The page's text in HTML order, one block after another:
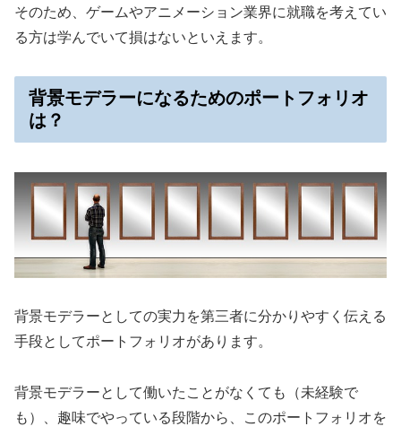
そのため、ゲームやアニメーション業界に就職を考えてい
る方は学んでいて損はないといえます。
背景モデラーになるためのポートフォリオ
は？
背景モデラーとしての実力を第三者に分かりやすく伝える
手段としてポートフォリオがあります。
背景モデラーとして働いたことがなくても（未経験で
も）、趣味でやっている段階から、このポートフォリオを